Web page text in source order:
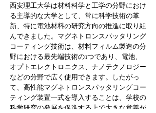
西安理工大学は材料科学と工学の分野におけ
る主導的な大学として、常に科学技術の革
新、特に電池材料の研究方向の推進に取り組
んできました。マグネトロンスパッタリング
コーティング技術は、材料フィルム製造の分
野における最先端技術の1つであり、電池、
オプトエレクトロニクス、ナノテクノロジー
などの分野で広く使用できます。したがっ
て、高性能マグネトロンスパッタリングコー
ティング装置一式を導入することは、学校の
科学研究の発展を促進する上で大きな意義が